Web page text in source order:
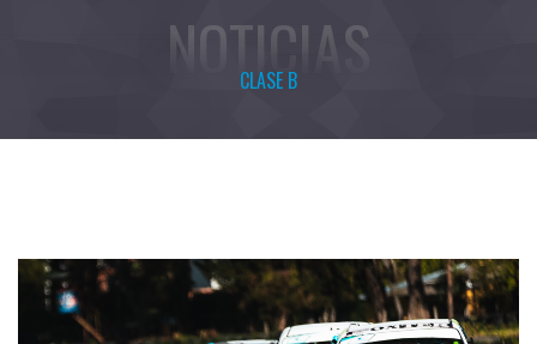
NOTICIAS
CLASE B